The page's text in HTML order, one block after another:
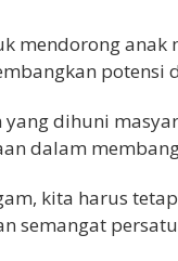
mendorong
dihuni
dalam
kita harus
semangat